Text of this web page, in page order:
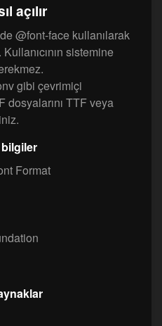
açılır
@font-face kullanılarak
sistemine
gibi çevrimiçi
TTF veya
bilgiler
Format